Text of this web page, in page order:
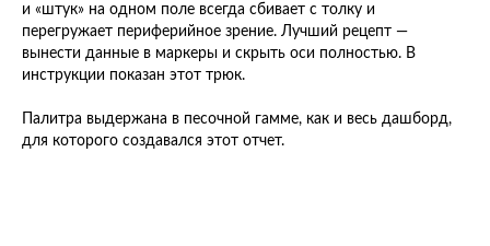
и «штук» на одном поле всегда сбивает с толку и
перегружает периферийное зрение. Лучший рецепт —
вынести данные в маркеры и скрыть оси полностью. В
инструкции показан этот трюк.
Палитра выдержана в песочной гамме, как и весь дашборд,
для которого создавался этот отчет.